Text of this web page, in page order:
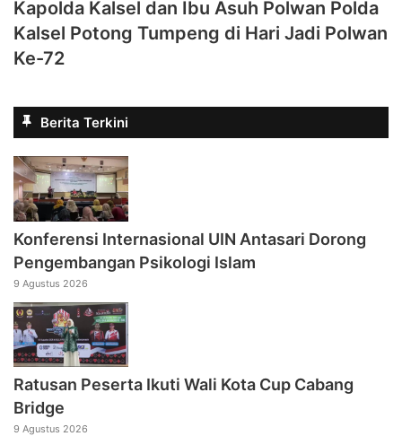
Kapolda Kalsel dan Ibu Asuh Polwan Polda
Kalsel Potong Tumpeng di Hari Jadi Polwan
Ke-72
Berita Terkini
Konferensi Internasional UIN Antasari Dorong
Pengembangan Psikologi Islam
9 Agustus 2026
Ratusan Peserta Ikuti Wali Kota Cup Cabang
Bridge
9 Agustus 2026